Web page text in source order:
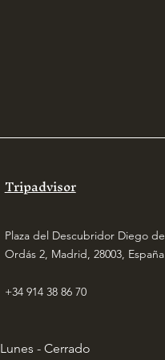
Tripadvisor
Plaza del Descubridor Diego de
Ordás 2, Madrid, 28003, España
+34 914 38 86 70
Lunes - Cerrado